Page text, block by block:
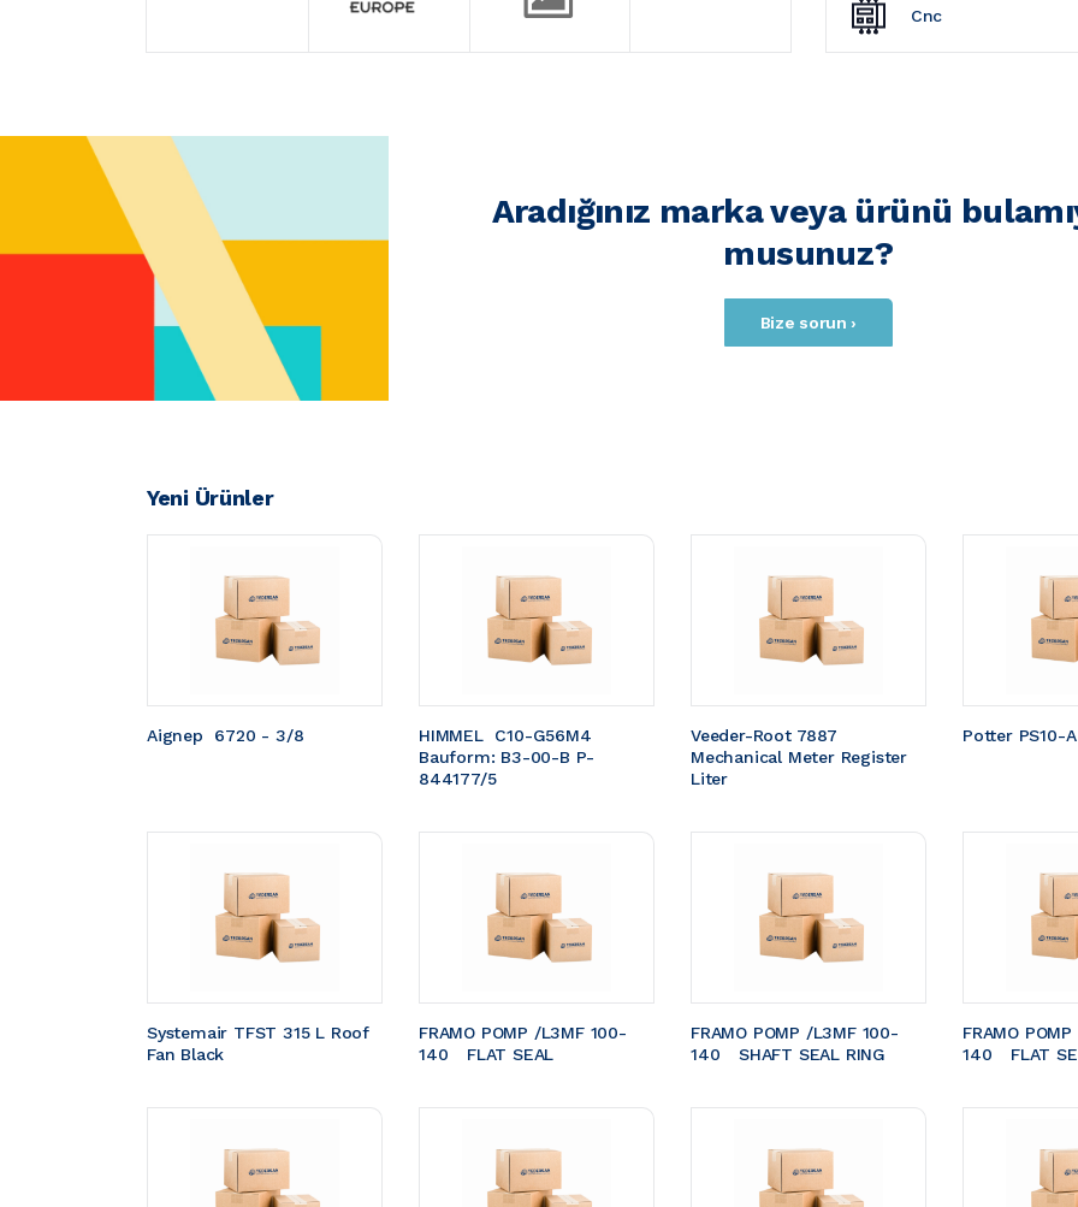
Cnc
Aradığınız marka veya ürünü
musunuz?
Bize sorun ›
Yeni Ürünler
Aignep  6720 - 3/8
HIMMEL  C10-G56M4
Bauform: B3-00-B P-
844177/5
Veeder-Root 7887
Mechanical Meter Register
Liter
Potter PS10-A
Systemair TFST 315 L Roof
Fan Black
FRAMO POMP /L3MF 100-
140	FLAT SEAL
FRAMO POMP /L3MF 100-
140	SHAFT SEAL RING
FRAMO
140	FLAT